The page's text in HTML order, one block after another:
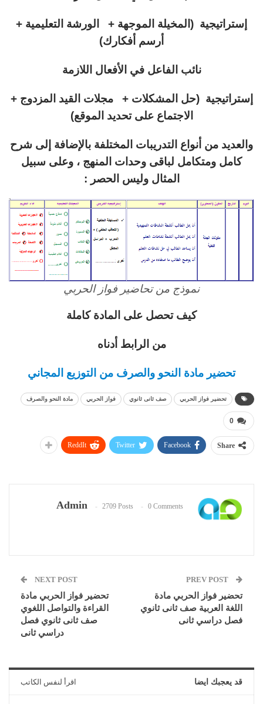
إستراتيجية (المخيلة الموجهة + الورشة التعليمية +
أرسم أفكارك)
نائب الفاعل في الأفعال اللازمة
إستراتيجية (حل المشكلات + مجلات القيد المزدوج +
الاجتماع على تحديد الموقع)
والعديد من أنواع التدريبات المختلفة بالإضافة إلى شرح
كامل ومتكامل لباقى وحدات المنهج ، وعلى سبيل
المثال وليس الحصر :
نموذج من تحاضير فواز الحربي
كيف تحصل على المادة كاملة
من الرابط أدناه
تحضير مادة النحو والصرف من التوزيع المجاني
تحضير فواز الحربي صف ثانى ثانوي فواز الحربي مادة النحو والصرف
0
Share
Facebook
Twitter
ReddIt
Admin 2709 Posts 0 Comments
تحضير فواز الحربي مادة
اللغة العربية صف ثانى ثانوي
فصل دراسي ثانى
NEXT POST
تحضير فواز الحربي مادة
القراءة والتواصل اللغوي
صف ثانى ثانوي فصل
دراسي ثانى
قد يعجبك ايضا اقرأ لنفس الكاتب